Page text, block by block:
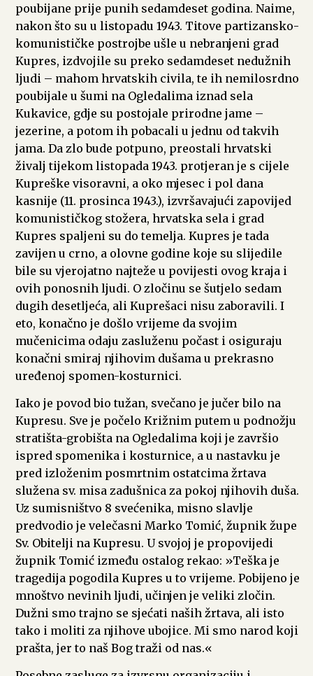
poubijane prije punih sedamdeset godina. Naime,
nakon što su u listopadu 1943. Titove partizansko-
komunističke postrojbe ušle u nebranjeni grad
Kupres, izdvojile su preko sedamdeset nedužnih
ljudi – mahom hrvatskih civila, te ih nemilosrdno
poubijale u šumi na Ogledalima iznad sela
Kukavice, gdje su postojale prirodne jame –
jezerine, a potom ih pobacali u jednu od takvih
jama. Da zlo bude potpuno, preostali hrvatski
živalj tijekom listopada 1943. protjeran je s cijele
Kupreške visoravni, a oko mjesec i pol dana
kasnije (11. prosinca 1943.), izvršavajući zapovijed
komunističkog stožera, hrvatska sela i grad
Kupres spaljeni su do temelja. Kupres je tada
zavijen u crno, a olovne godine koje su slijedile
bile su vjerojatno najteže u povijesti ovog kraja i
ovih ponosnih ljudi. O zločinu se šutjelo sedam
dugih desetljeća, ali Kuprešaci nisu zaboravili. I
eto, konačno je došlo vrijeme da svojim
mučenicima odaju zasluženu počast i osiguraju
konačni smiraj njihovim dušama u prekrasno
uređenoj spomen-kosturnici.
Iako je povod bio tužan, svečano je jučer bilo na
Kupresu. Sve je počelo Križnim putem u podnožju
stratišta-grobišta na Ogledalima koji je završio
ispred spomenika i kosturnice, a u nastavku je
pred izloženim posmrtnim ostatcima žrtava
služena sv. misa zadušnica za pokoj njihovih duša.
Uz sumisništvo 8 svećenika, misno slavlje
predvodio je velečasni Marko Tomić, župnik župe
Sv. Obitelji na Kupresu. U svojoj je propovijedi
župnik Tomić između ostalog rekao: »Teška je
tragedija pogodila Kupres u to vrijeme. Pobijeno je
mnoštvo nevinih ljudi, učinjen je veliki zločin.
Dužni smo trajno se sjećati naših žrtava, ali isto
tako i moliti za njihove ubojice. Mi smo narod koji
prašta, jer to naš Bog traži od nas.«